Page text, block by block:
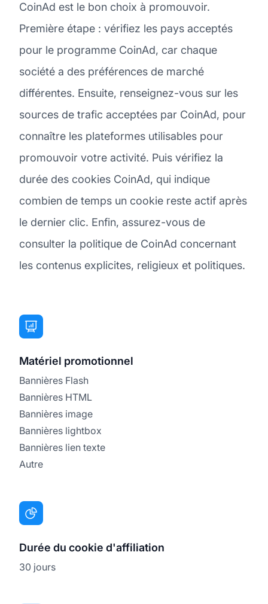
CoinAd est le bon choix à promouvoir.
Première étape : vérifiez les pays acceptés
pour le programme CoinAd, car chaque
société a des préférences de marché
différentes. Ensuite, renseignez-vous sur les
sources de trafic acceptées par CoinAd, pour
connaître les plateformes utilisables pour
promouvoir votre activité. Puis vérifiez la
durée des cookies CoinAd, qui indique
combien de temps un cookie reste actif après
le dernier clic. Enfin, assurez-vous de
consulter la politique de CoinAd concernant
les contenus explicites, religieux et politiques.
Matériel promotionnel
Bannières Flash
Bannières HTML
Bannières image
Bannières lightbox
Bannières lien texte
Autre
Durée du cookie d'affiliation
30 jours